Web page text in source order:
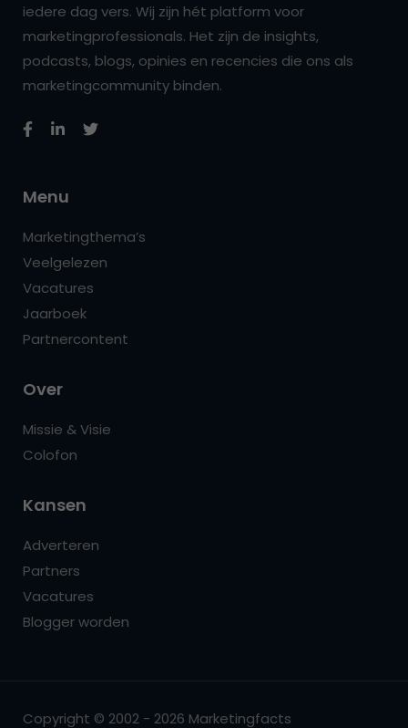
iedere dag vers. Wij zijn hét platform voor
marketingprofessionals. Het zijn de insights,
podcasts, blogs, opinies en recencies die ons als
marketingcommunity binden.
Menu
Marketingthema’s
Veelgelezen
Vacatures
Jaarboek
Partnercontent
Over
Missie & Visie
Colofon
Kansen
Adverteren
Partners
Vacatures
Blogger worden
Copyright © 2002 - 2026 Marketingfacts